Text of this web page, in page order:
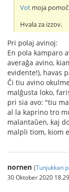
Vot moja
Hvala za izzov.
Pri polaj avinoj:
En pola kamparo
averaĝa avino,
evidente!), havas
Ĉi tiu avino
malĝusta loko,
pri sia avo: "tiu
al la kaprino tro
malantaŭen, kaj
malpli tiom, kiom
nornen (Tunjukkan
30 Oktober 2020